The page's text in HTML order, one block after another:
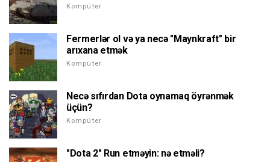
Kompüter
Fermerlər ol və ya necə "Maynkraft" bir
arıxana etmək
Kompüter
Necə sıfırdan Dota oynamaq öyrənmək
üçün?
Kompüter
"Dota 2" Run etməyin: nə etməli?